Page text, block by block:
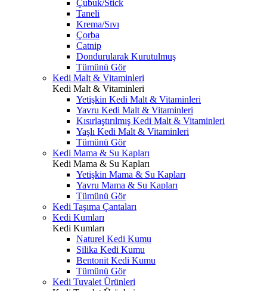
Çubuk/Stick
Taneli
Krema/Sıvı
Çorba
Catnip
Dondurularak Kurutulmuş
Tümünü Gör
Kedi Malt & Vitaminleri
Kedi Malt & Vitaminleri
Yetişkin Kedi Malt & Vitaminleri
Yavru Kedi Malt & Vitaminleri
Kısırlaştırılmış Kedi Malt & Vitaminleri
Yaşlı Kedi Malt & Vitaminleri
Tümünü Gör
Kedi Mama & Su Kapları
Kedi Mama & Su Kapları
Yetişkin Mama & Su Kapları
Yavru Mama & Su Kapları
Tümünü Gör
Kedi Taşıma Çantaları
Kedi Kumları
Kedi Kumları
Naturel Kedi Kumu
Silika Kedi Kumu
Bentonit Kedi Kumu
Tümünü Gör
Kedi Tuvalet Ürünleri